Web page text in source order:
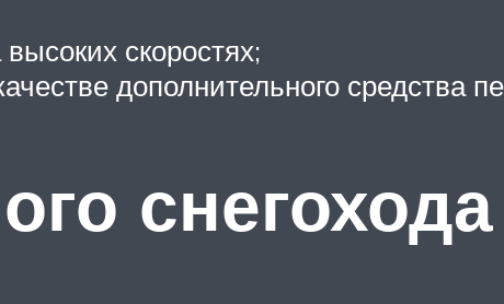
скоростях;
дополнительного средства
снегохода